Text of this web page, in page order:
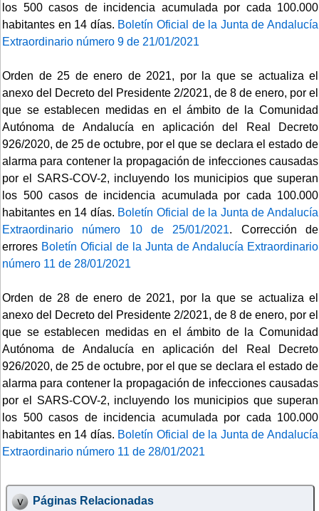
los 500 casos de incidencia acumulada por cada 100.000
habitantes en 14 días. Boletín Oficial de la Junta de Andalucía
Extraordinario número 9 de 21/01/2021
Orden de 25 de enero de 2021, por la que se actualiza el
anexo del Decreto del Presidente 2/2021, de 8 de enero, por el
que se establecen medidas en el ámbito de la Comunidad
Autónoma de Andalucía en aplicación del Real Decreto
926/2020, de 25 de octubre, por el que se declara el estado de
alarma para contener la propagación de infecciones causadas
por el SARS-COV-2, incluyendo los municipios que superan
los 500 casos de incidencia acumulada por cada 100.000
habitantes en 14 días. Boletín Oficial de la Junta de Andalucía
Extraordinario número 10 de 25/01/2021. Corrección de
errores Boletín Oficial de la Junta de Andalucía Extraordinario
número 11 de 28/01/2021
Orden de 28 de enero de 2021, por la que se actualiza el
anexo del Decreto del Presidente 2/2021, de 8 de enero, por el
que se establecen medidas en el ámbito de la Comunidad
Autónoma de Andalucía en aplicación del Real Decreto
926/2020, de 25 de octubre, por el que se declara el estado de
alarma para contener la propagación de infecciones causadas
por el SARS-COV-2, incluyendo los municipios que superan
los 500 casos de incidencia acumulada por cada 100.000
habitantes en 14 días. Boletín Oficial de la Junta de Andalucía
Extraordinario número 11 de 28/01/2021
Páginas Relacionadas